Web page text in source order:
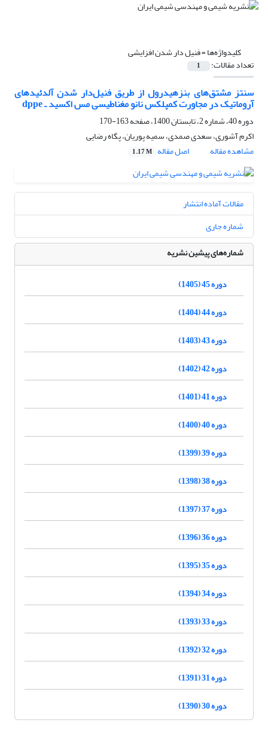
کلیدواژه‌ها =فنیل دار شدن افزایشی
تعداد مقالات: 1
سنتز مشتق‌های بنزهیدرول از طریق فنیل‌دار شدن‌‌ آلدئیدهای
آروماتیک در مجاورت کمپلکس نانو مغناطیسی مس اکسید ـ dppe
دوره 40، شماره 2، تابستان 1400، صفحه
163-170
اکرم آشوری، سعدی صمدی، سمیه پوریان، پگاه رضایی
مشاهده مقاله
اصل مقاله 1.17 M
مقالات آماده انتشار
شماره جاری
شماره‌های پیشین نشریه
دوره 45 (1405)
دوره 44 (1404)
دوره 43 (1403)
دوره 42 (1402)
دوره 41 (1401)
دوره 40 (1400)
دوره 39 (1399)
دوره 38 (1398)
دوره 37 (1397)
دوره 36 (1396)
دوره 35 (1395)
دوره 34 (1394)
دوره 33 (1393)
دوره 32 (1392)
دوره 31 (1391)
دوره 30 (1390)